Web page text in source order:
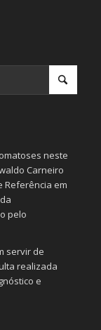
neste
Carneiro
Referência em
pelo
servir de
realizada
e
que